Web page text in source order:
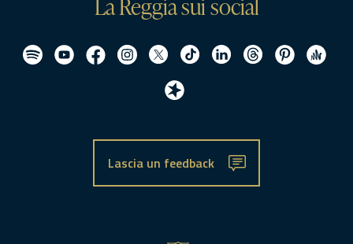
La Reggia sui social
Lascia un feedback